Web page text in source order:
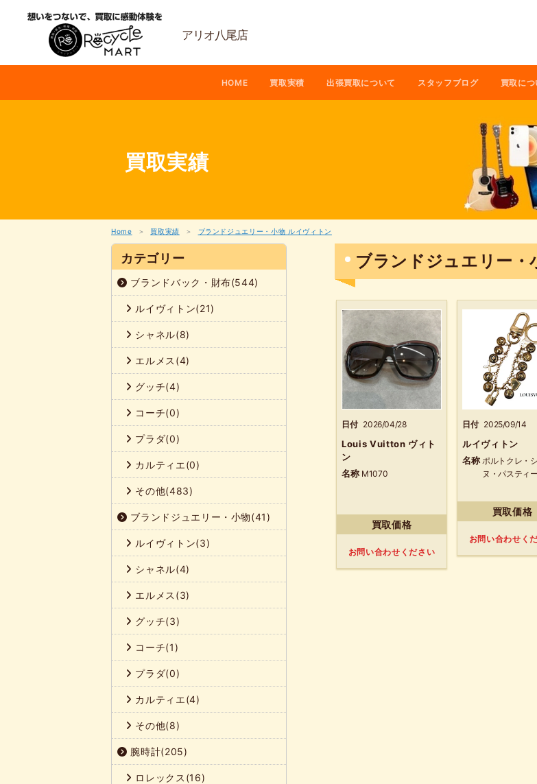
アリオ八尾店
HOME 買取実積 出張買取について スタッフブログ 買取につ
買取実績
Home 買取実績 ブランドジュエリー・小物 ルイヴィトン
ブランドジュエリー・
日付 2026/04/28
Louis Vuitton ヴィト
ン
名称 M1070
買取価格
お問い合わせください
日付 2025/09/14
ルイヴィトン
名称 ポルトクレ・
ヌ・パスティ
買取価格
お問い合わせく
カテゴリー
ブランドバック・財布(544)
ルイヴィトン(21)
シャネル(8)
エルメス(4)
グッチ(4)
コーチ(0)
プラダ(0)
カルティエ(0)
その他(483)
ブランドジュエリー・小物(41)
ルイヴィトン(3)
シャネル(4)
エルメス(3)
グッチ(3)
コーチ(1)
プラダ(0)
カルティエ(4)
その他(8)
腕時計(205)
ロレックス(16)